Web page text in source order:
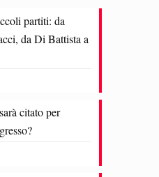
partiti: da
da Di Battista a
citato per